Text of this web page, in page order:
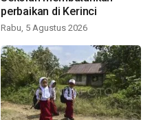
perbaikan di Kerinci
Rabu, 5 Agustus 2026